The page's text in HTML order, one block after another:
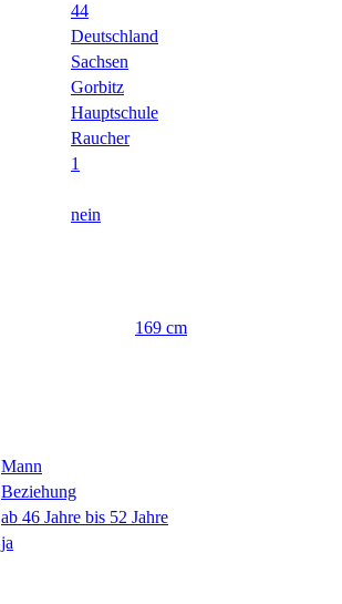
44
Deutschland
Sachsen
Gorbitz
Hauptschule
Raucher
1
nein
169 cm
Mann
Beziehung
ab 46 Jahre bis 52 Jahre
ja